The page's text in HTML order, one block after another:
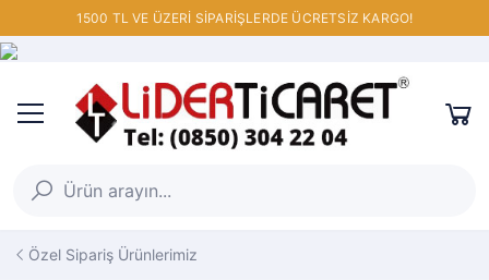
1500 TL VE ÜZERİ SİPARİŞLERDE ÜCRETSİZ KARGO!
Özel Sipariş Ürünlerimiz